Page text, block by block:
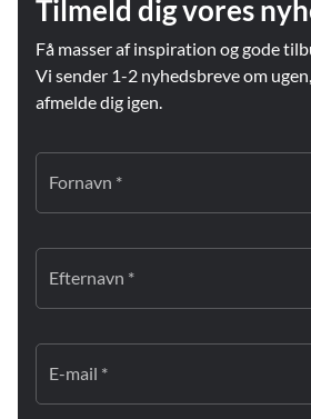
Tilmeld dig vores
Få masser af inspiration og gode
Vi sender 1-2 nyhedsbreve om
afmelde dig igen.
Fornavn *
Efternavn *
E-mail *